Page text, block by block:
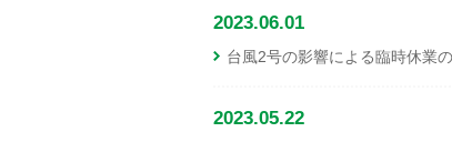
2023.06.01
台風2号の影響による臨時休業
2023.05.22